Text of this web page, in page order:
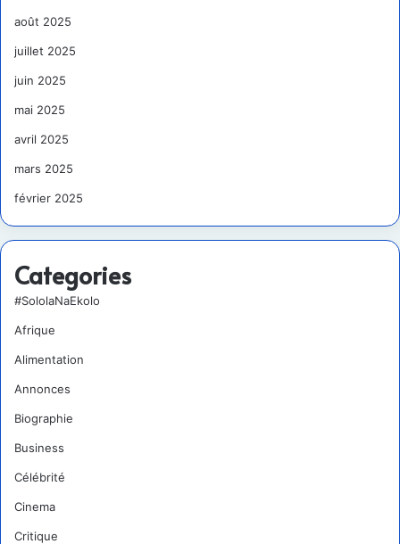
août 2025
juillet 2025
juin 2025
mai 2025
avril 2025
mars 2025
février 2025
Categories
#SololaNaEkolo
Afrique
Alimentation
Annonces
Biographie
Business
Célébrité
Cinema
Critique